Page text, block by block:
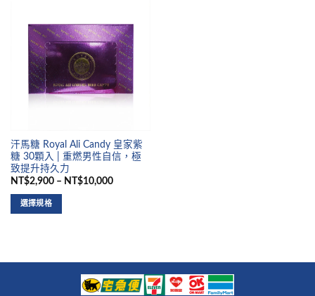
汗馬糖 Royal Ali Candy 皇家紫
糖 30顆入 | 重燃男性自信，極
致提升持久力
NT$2,900 – NT$10,000
選擇規格